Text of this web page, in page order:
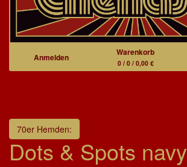
Anmelden Warenkorb
0 / 0 / 0,00 €
70er Hemden:
Dots & Spots navy